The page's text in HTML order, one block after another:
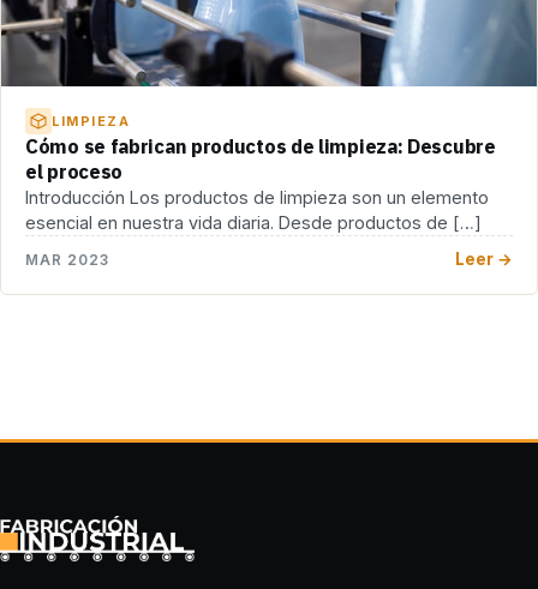
LIMPIEZA
Cómo se fabrican productos de limpieza: Descubre
el proceso
Introducción Los productos de limpieza son un elemento
esencial en nuestra vida diaria. Desde productos de […]
MAR 2023 Leer →